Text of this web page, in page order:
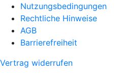
Nutzungsbedingungen
Rechtliche Hinweise
AGB
Barrierefreiheit
Vertrag widerrufen